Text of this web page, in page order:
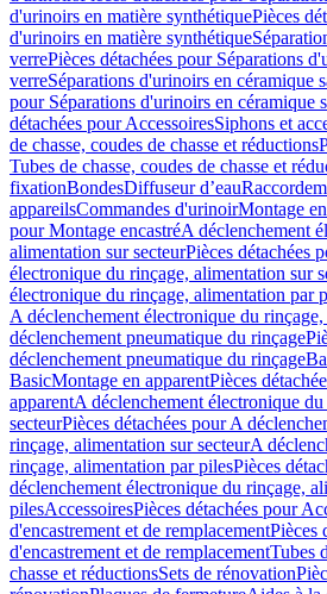
d'urinoirs en matière synthétiquePièces
d'urinoirs en matière synthétique
verrePièces détachées pour Séparations
verreSéparations d'urinoirs en céramique
pour Séparations d'urinoirs en céramique
détachées pour AccessoiresSiphons et
de chasse, coudes de chasse et réductions
Tubes de chasse, coudes de chasse et
fixationBondesDiffuseur d’eau
appareilsCommandes d'urinoirMontage
pour Montage encastréA déclenchement
alimentation sur secteurPièces détachées
électronique du rinçage, alimentation sur
électronique du rinçage, alimentation par
A déclenchement électronique du
déclenchement pneumatique du rinçage
déclenchement pneumatique du rinçage
BasicMontage en apparentPièces
apparentA déclenchement électronique
secteurPièces détachées pour A
rinçage, alimentation sur secteurA
rinçage, alimentation par pilesPièces
déclenchement électronique du rinçage,
pilesAccessoiresPièces détachées pour
d'encastrement et de remplacementPièces
d'encastrement et de remplacementTubes
chasse et réductionsSets de rénovation